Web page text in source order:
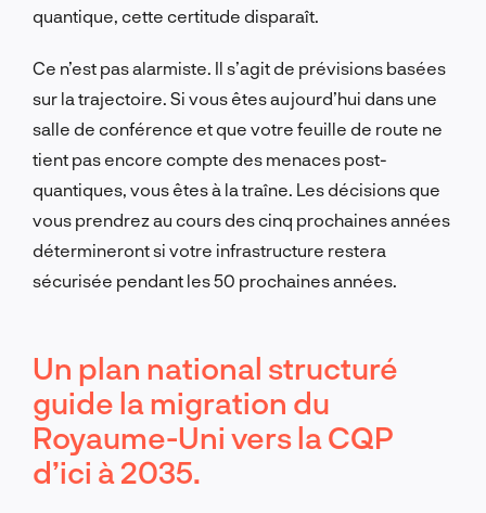
quantique, cette certitude disparaît.
Ce n’est pas alarmiste. Il s’agit de prévisions basées
sur la trajectoire. Si vous êtes aujourd’hui dans une
salle de conférence et que votre feuille de route ne
tient pas encore compte des menaces post-
quantiques, vous êtes à la traîne. Les décisions que
vous prendrez au cours des cinq prochaines années
détermineront si votre infrastructure restera
sécurisée pendant les 50 prochaines années.
Un plan national structuré
guide la migration du
Royaume-Uni vers la CQP
d’ici à 2035.